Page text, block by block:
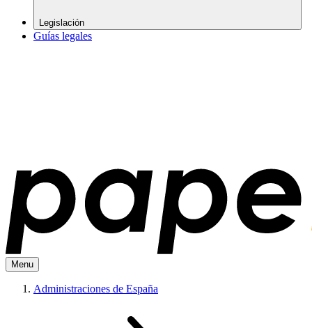
Legislación
Guías legales
Menu
Administraciones de España